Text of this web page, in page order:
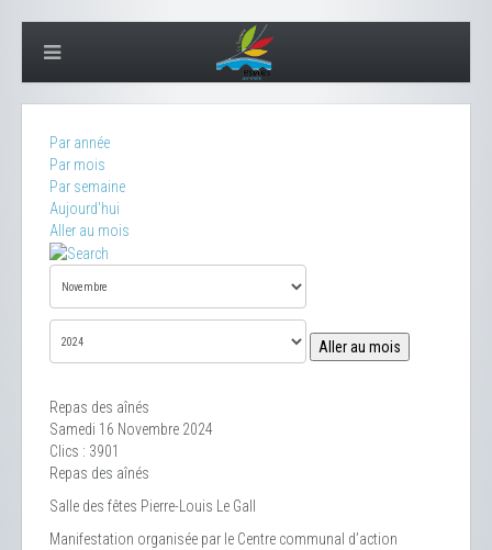
Par année
Par mois
Par semaine
Aujourd'hui
Aller au mois
Aller au mois
Repas des aînés
Samedi 16 Novembre 2024
Clics : 3901
Repas des aînés
Salle des fêtes Pierre-Louis Le Gall
Manifestation organisée par le Centre communal d’action